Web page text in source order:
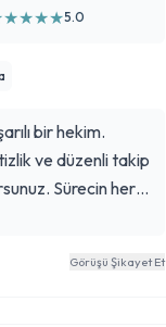
★★★★5.0
bir hekim.
ve düzenli takip
Sürecin her
gerçekten çok
Görüşü Şikayet Et